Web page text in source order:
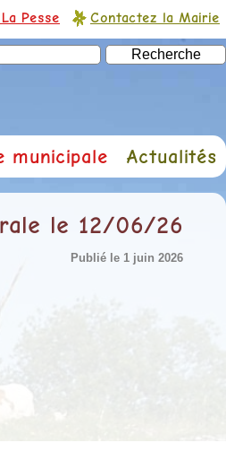
Pesse Contactez la Mairie
municipale Actualités
le 12/06/26
Publié le 1 juin 2026